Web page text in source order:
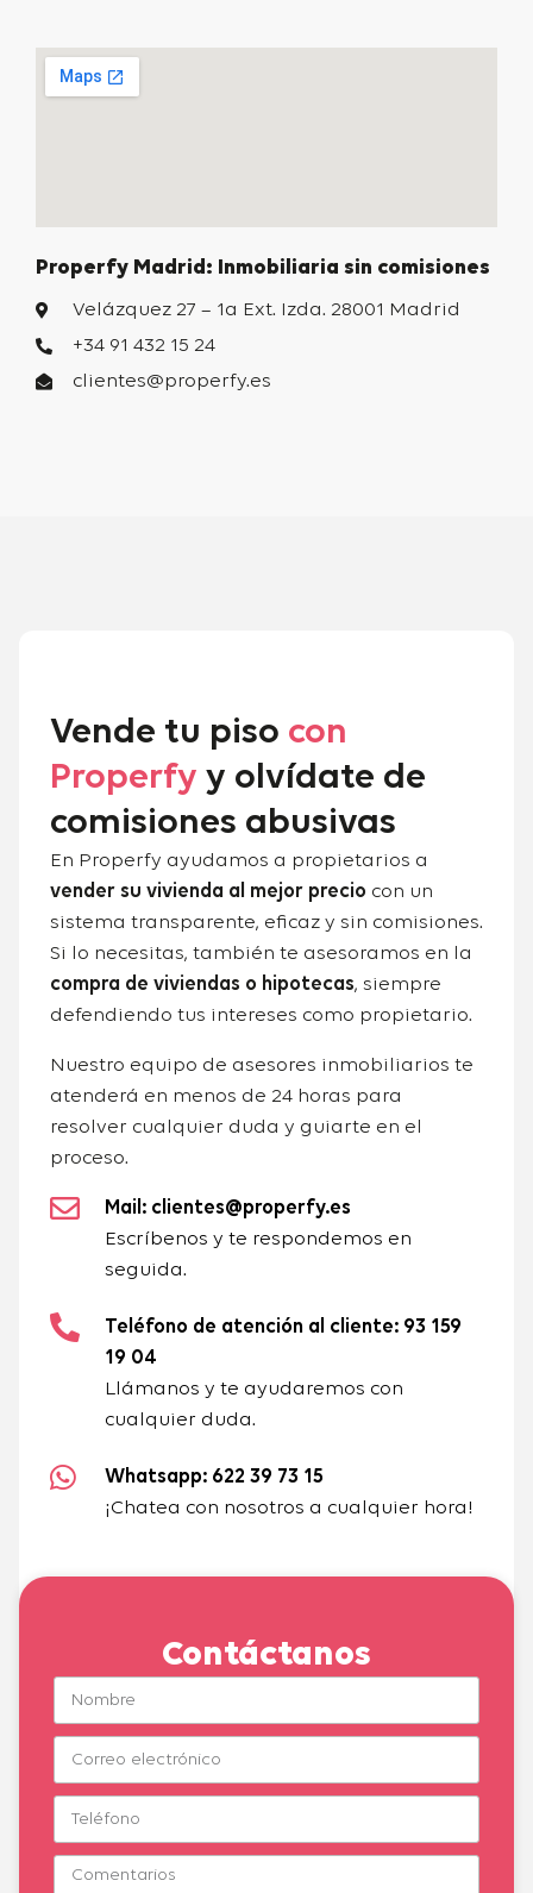
Properfy Madrid: Inmobiliaria sin comisiones
Velázquez 27 – 1a Ext. Izda. 28001 Madrid
+34 91 432 15 24
clientes@properfy.es
Vende tu piso con
Properfy y olvídate de
comisiones abusivas
En Properfy ayudamos a propietarios a
vender su vivienda al mejor precio con un
sistema transparente, eficaz y sin comisiones.
Si lo necesitas, también te asesoramos en la
compra de viviendas o hipotecas, siempre
defendiendo tus intereses como propietario.
Nuestro equipo de asesores inmobiliarios te
atenderá en menos de 24 horas para
resolver cualquier duda y guiarte en el
proceso.
Mail: clientes@properfy.es
Escríbenos y te respondemos en
seguida.
Teléfono de atención al cliente: 93 159
19 04
Llámanos y te ayudaremos con
cualquier duda.
Whatsapp: 622 39 73 15
¡Chatea con nosotros a cualquier hora!
Contáctanos